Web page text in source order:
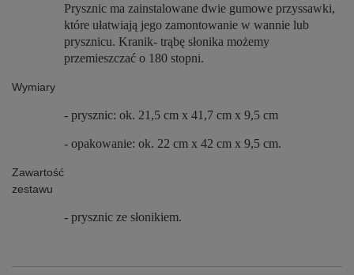
Prysznic ma zainstalowane dwie gumowe przyssawki,
które ułatwiają jego zamontowanie w wannie lub
prysznicu. Kranik- trąbę słonika możemy
przemieszczać o 180 stopni.
Wymiary
- prysznic: ok. 21,5 cm x 41,7 cm x 9,5 cm
- opakowanie: ok. 22 cm x 42 cm x 9,5 cm.
Zawartość
zestawu
- prysznic ze słonikiem.